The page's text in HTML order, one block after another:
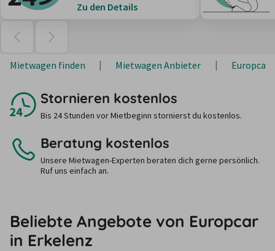
Zu den Details
Mietwagen finden Mietwagen Anbieter Europcar
Stornieren kostenlos
Bis 24 Stunden vor Mietbeginn stornierst du kostenlos.
Beratung kostenlos
Unsere Mietwagen-Experten beraten dich gerne persönlich.
Ruf uns einfach an.
Beliebte Angebote von Europcar
in Erkelenz